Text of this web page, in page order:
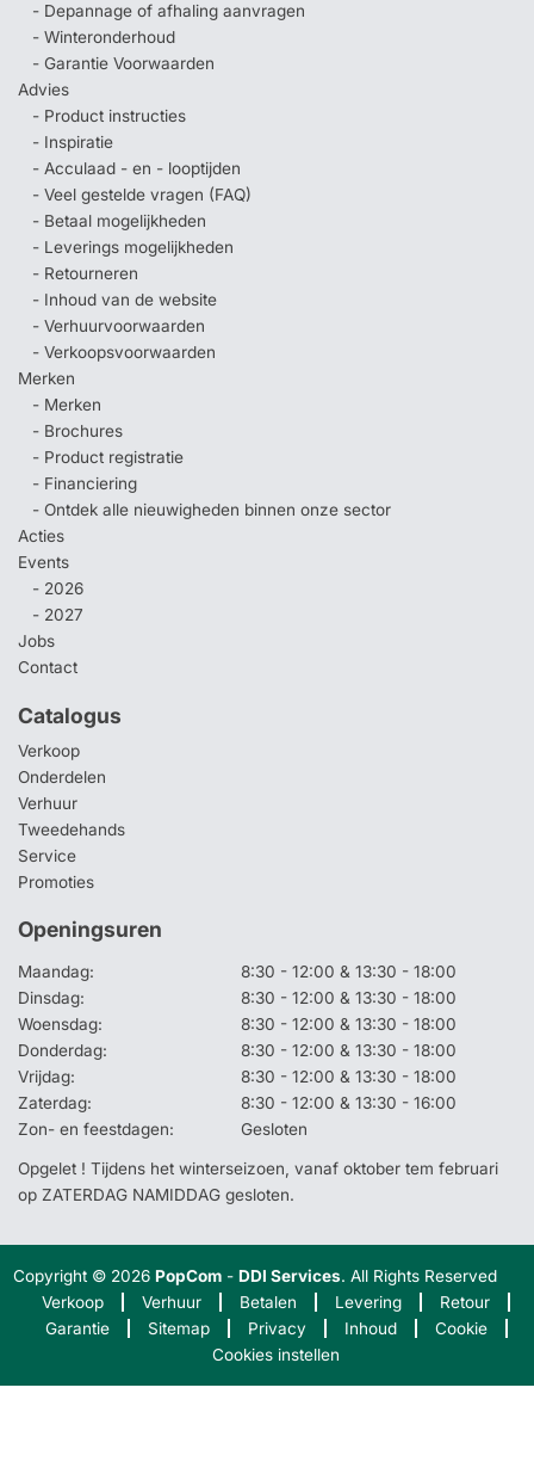
- Depannage of afhaling aanvragen
- Winteronderhoud
- Garantie Voorwaarden
Advies
- Product instructies
- Inspiratie
- Acculaad - en - looptijden
- Veel gestelde vragen (FAQ)
- Betaal mogelijkheden
- Leverings mogelijkheden
- Retourneren
- Inhoud van de website
- Verhuurvoorwaarden
- Verkoopsvoorwaarden
Merken
- Merken
- Brochures
- Product registratie
- Financiering
- Ontdek alle nieuwigheden binnen onze sector
Acties
Events
- 2026
- 2027
Jobs
Contact
Catalogus
Verkoop
Onderdelen
Verhuur
Tweedehands
Service
Promoties
Openingsuren
Maandag:
8:30 - 12:00 & 13:30 - 18:00
Dinsdag:
8:30 - 12:00 & 13:30 - 18:00
Woensdag:
8:30 - 12:00 & 13:30 - 18:00
Donderdag:
8:30 - 12:00 & 13:30 - 18:00
Vrijdag:
8:30 - 12:00 & 13:30 - 18:00
Zaterdag:
8:30 - 12:00 & 13:30 - 16:00
Zon- en feestdagen:
Gesloten
Opgelet ! Tijdens het winterseizoen, vanaf oktober tem februari
op ZATERDAG NAMIDDAG gesloten.
Copyright © 2026PopCom -DDI Services. All Rights Reserved
Verkoop
Verhuur Betalen Levering
Retour
Garantie
Sitemap Privacy Inhoud
Cookie
Cookies instellen